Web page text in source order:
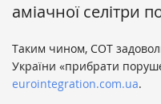
аміачної селітри
Таким чином, СОТ
України «прибрати
eurointegration.com.ua.